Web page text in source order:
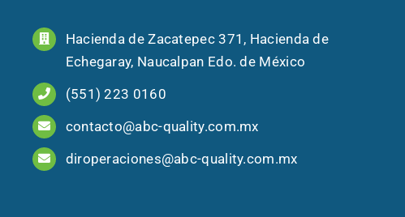
Hacienda de Zacatepec 371, Hacienda de
Echegaray, Naucalpan Edo. de México
(551) 223 0160
contacto@abc-quality.com.mx
diroperaciones@abc-quality.com.mx